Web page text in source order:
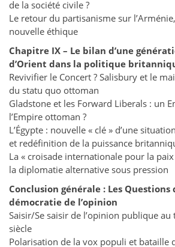
de la société civile ?
Le retour du partisanisme sur l’Arménie,
nouvelle éthique
Chapitre IX – Le bilan d’une
d’Orient dans la politique
Revivifier le Concert ? Salisbury et le
du statu quo ottoman
Gladstone et les Forward Liberals : un
l’Empire ottoman ?
L’Égypte : nouvelle « clé » d’une
et redéfinition de la puissance
La « croisade internationale pour la paix
la diplomatie alternative sous pression
Conclusion générale : Les Questions
démocratie de l’opinion
Saisir/Se saisir de l’opinion publique
siècle
Polarisation de la vox populi et bataille